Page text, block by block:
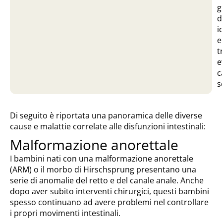
e
Di seguito è riportata una panoramica delle diverse
cause e malattie correlate alle disfunzioni intestinali:
Malformazione anorettale
I bambini nati con una malformazione anorettale
(ARM) o il morbo di Hirschsprung presentano una
serie di anomalie del retto e del canale anale. Anche
dopo aver subito interventi chirurgici, questi bambini
spesso continuano ad avere problemi nel controllare
i propri movimenti intestinali.